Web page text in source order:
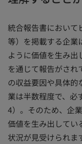
統合報告書において
等）を掲載する企業
ように価値を生み
を通じて報告がされ
の収益要因や具体的
業は半数程度で、必
4）。そのため、企
価値を生み出してい
状況が見受けられま